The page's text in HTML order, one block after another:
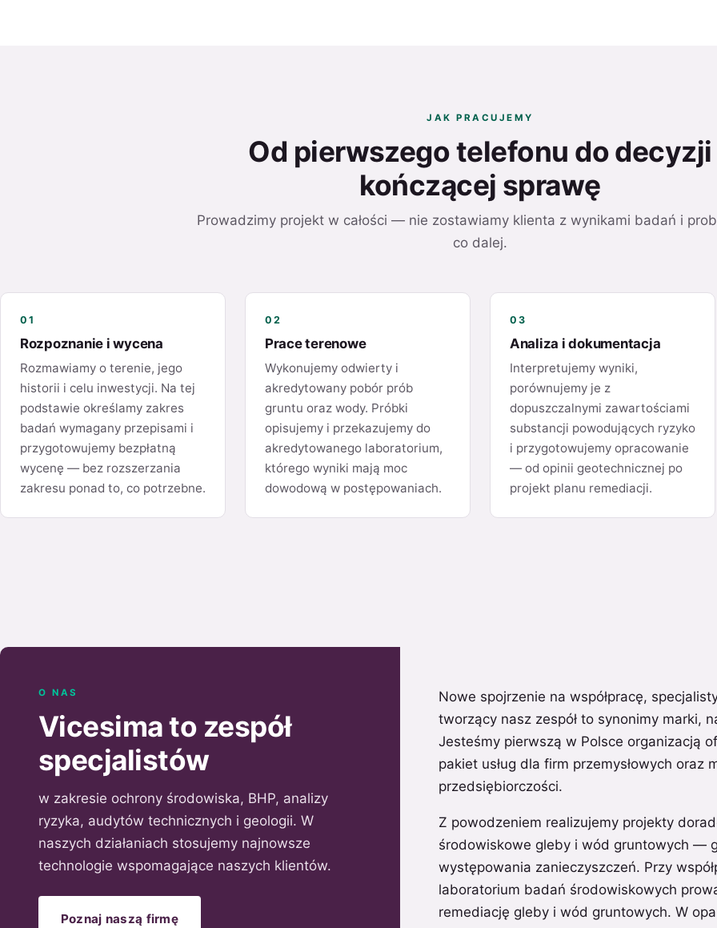
JAK PRACUJEMY
Od pierwszego telefonu do decyzji
kończącej sprawę
Prowadzimy projekt w całości — nie zostawiamy klienta z wynikami badań i
co dalej.
01
Rozpoznanie i wycena
Rozmawiamy o terenie, jego
historii i celu inwestycji. Na tej
podstawie określamy zakres
badań wymagany przepisami i
przygotowujemy bezpłatną
wycenę — bez rozszerzania
zakresu ponad to, co potrzebne.
02
Prace terenowe
Wykonujemy odwierty i
akredytowany pobór prób
gruntu oraz wody. Próbki
opisujemy i przekazujemy do
akredytowanego laboratorium,
którego wyniki mają moc
dowodową w postępowaniach.
03
Analiza i dokumentacja
Interpretujemy wyniki,
porównujemy je z
dopuszczalnymi zawartościami
substancji powodujących ryzyko
i przygotowujemy opracowanie
— od opinii geotechnicznej po
projekt planu remediacji.
O NAS
Vicesima to zespół
specjalistów
w zakresie ochrony środowiska, BHP, analizy
ryzyka, audytów technicznych i geologii. W
naszych działaniach stosujemy najnowsze
technologie wspomagające naszych klientów.
Poznaj naszą firmę
Nowe spojrzenie na współpracę,
tworzący nasz zespół to synonimy marki,
Jesteśmy pierwszą w Polsce organizacją
pakiet usług dla firm przemysłowych oraz
przedsiębiorczości.
Z powodzeniem realizujemy projekty
środowiskowe gleby i wód gruntowych —
występowania zanieczyszczeń. Przy
laboratorium badań środowiskowych
remediację gleby i wód gruntowych. W